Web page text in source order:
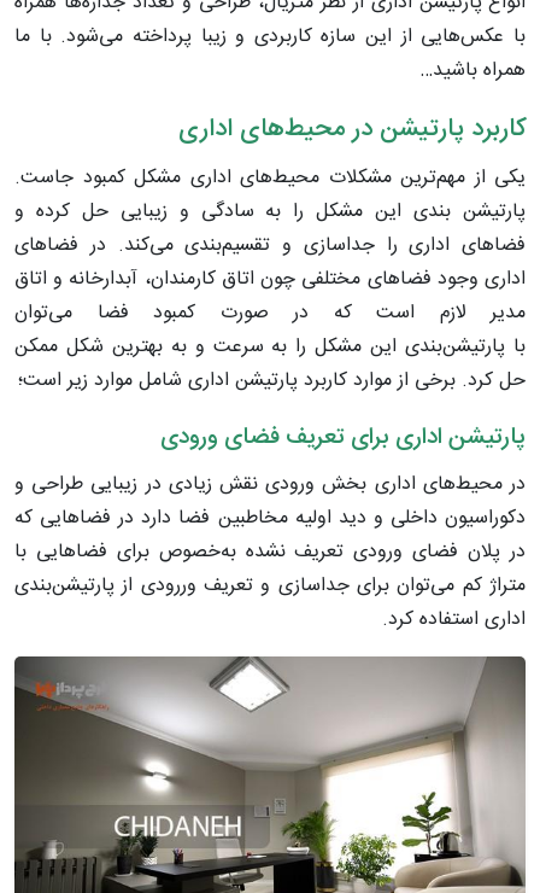
با عکس‌هایی از این سازه کاربردی و زیبا پرداخته می‌شود. با ما
همراه باشید…
کاربرد پارتیشن در محیط‌های اداری
یکی از مهم‌ترین مشکلات محیط‌های اداری مشکل کمبود جاست.
پارتیشن بندی این مشکل را به سادگی و زیبایی حل کرده و
فضاهای اداری را جداسازی و تقسیم‌بندی می‌کند. در فضاهای
اداری وجود فضاهای مختلفی چون اتاق کارمندان، آبدارخانه و اتاق
مدیر لازم است که در صورت کمبود فضا می‌توان
با پارتیشن‌بندی این مشکل را به سرعت و به بهترین شکل ممکن
حل کرد. برخی از موارد کاربرد پارتیشن اداری شامل موارد زیر است؛
پارتیشن اداری برای تعریف فضای ورودی
در محیط‌های اداری بخش ورودی نقش زیادی در زیبایی طراحی و
دکوراسیون داخلی و دید اولیه مخاطبین فضا دارد در فضاهایی که
در پلان فضای ورودی تعریف نشده به‌خصوص برای فضاهایی با
متراژ کم می‌توان برای جداسازی و تعریف وررودی از پارتیشن‌بندی
اداری استفاده کرد.